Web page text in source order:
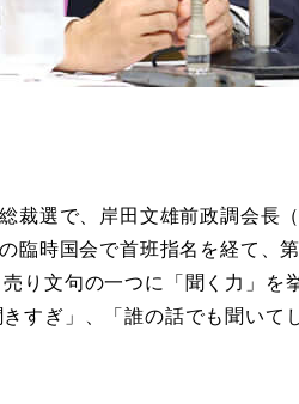
裁選で、岸田文雄前政調会長
臨時国会で首班指名を経て、
り文句の一つに「聞く力」を
すぎ」、「誰の話でも聞いて